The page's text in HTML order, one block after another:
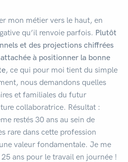
mon métier vers le haut, en
qu’il renvoie parfois. Plutôt
et des projections chiffrées
à positionner la bonne
, ce qui pour moi tient du simple
nous demandons quelles
et familiales du futur
collaboratrice. Résultat :
restés 30 ans au sein de
rare dans cette profession
valeur fondamentale. Je me
ans pour le travail en journée !